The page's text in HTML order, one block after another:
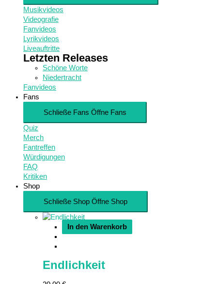
Musikvideos
Videografie
Fanvideos
Lyrikvideos
Liveauftritte
Letzten Releases
Schöne Worte
Niedertracht
Fanvideos
Fans
Schließe Fans Öffne Fans
Quiz
Merch
Fantreffen
Würdigungen
FAQ
Kritiken
Shop
Schließe Shop Öffne Shop
In den Warenkorb
Endlichkeit